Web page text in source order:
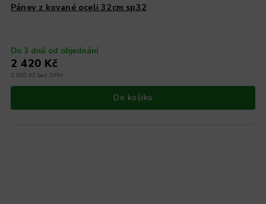
Pánev z kované oceli 32cm sp32
Do 3 dnů od objednání
2 000 Kč bez DPH
2 420 Kč
Do košíku